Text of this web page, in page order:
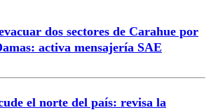
dos sectores de Carahue por
activa mensajería SAE
el norte del país: revisa la